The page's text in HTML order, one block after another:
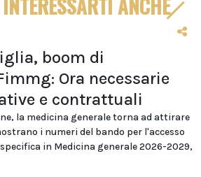
ANCHE
boom di
Ora necessarie
e contrattuali
la medicina generale torna ad attirare
i numeri del bando per l'accesso
in Medicina generale 2026-2029,